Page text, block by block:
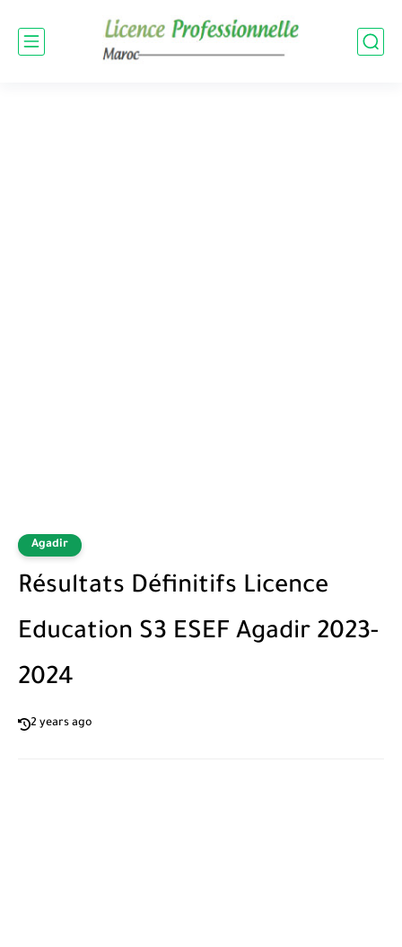
Agadir
Résultats Définitifs Licence
Education S3 ESEF Agadir 2023-
2024
2 years ago